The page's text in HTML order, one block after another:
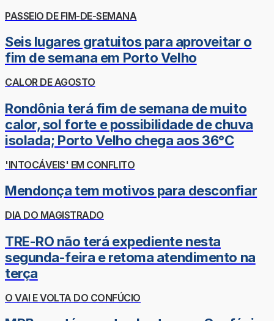
PASSEIO DE FIM-DE-SEMANA
Seis lugares gratuitos para aproveitar o
fim de semana em Porto Velho
CALOR DE AGOSTO
Rondônia terá fim de semana de muito
calor, sol forte e possibilidade de chuva
isolada; Porto Velho chega aos 36°C
'INTOCÁVEIS' EM CONFLITO
Mendonça tem motivos para desconfiar
DIA DO MAGISTRADO
TRE-RO não terá expediente nesta
segunda-feira e retoma atendimento na
terça
O VAI E VOLTA DO CONFÚCIO